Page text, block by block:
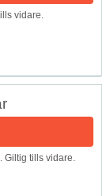
vidare.
. Giltig tills vidare.